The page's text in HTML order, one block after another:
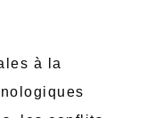
à la